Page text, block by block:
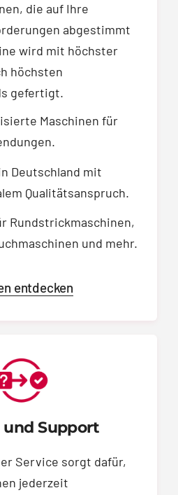
die auf Ihre
abgestimmt
wird mit höchster
höchsten
gefertigt.
Maschinen für
Deutschland mit
Qualitätsanspruch.
Rundstrickmaschinen,
und mehr.
entdecken
und Support
Service sorgt dafür,
jederzeit